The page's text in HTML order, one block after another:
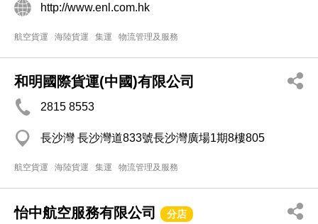
http://www.enl.com.hk
航空貨運 海陸貨運 集運 物流管理及服務
和明國際貨運(中國)有限公司
2815 8553
長沙灣 長沙灣道833號長沙灣廣場1期8樓805
航空貨運 海陸貨運 集運 物流管理及服務
怡中航空服務有限公司 分店